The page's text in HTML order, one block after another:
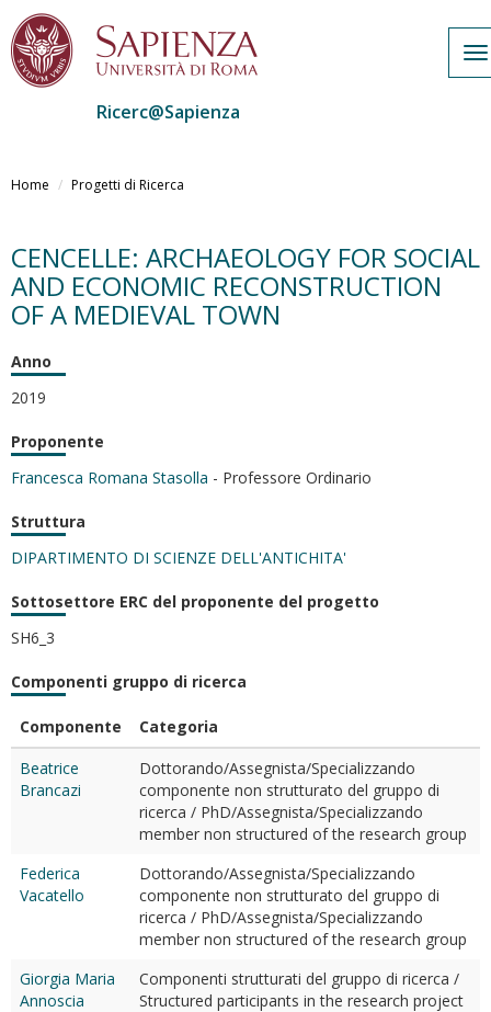
al
Ricerc@Sapienza
Home Progetti di Ricerca
CENCELLE: ARCHAEOLOGY FOR SOCIAL
AND ECONOMIC RECONSTRUCTION
OF A MEDIEVAL TOWN
Anno
2019
Proponente
Francesca Romana Stasolla - Professore Ordinario
Struttura
DIPARTIMENTO DI SCIENZE DELL'ANTICHITA'
Sottosettore ERC del proponente del progetto
SH6_3
Componenti gruppo di ricerca
Componente
Categoria
Beatrice
Brancazi
Dottorando/Assegnista/Specializzando
componente non strutturato del gruppo di
ricerca / PhD/Assegnista/Specializzando
member non structured of the research group
Federica
Vacatello
Dottorando/Assegnista/Specializzando
componente non strutturato del gruppo di
ricerca / PhD/Assegnista/Specializzando
member non structured of the research group
Giorgia Maria
Annoscia
Componenti strutturati del gruppo di ricerca /
Structured participants in the research project